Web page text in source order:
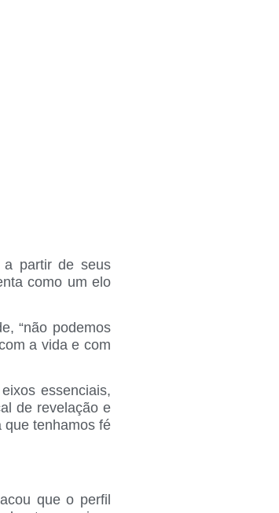
a partir de seus
como um elo
“não podemos
a vida e com
essenciais,
de revelação e
que tenhamos fé
que o perfil